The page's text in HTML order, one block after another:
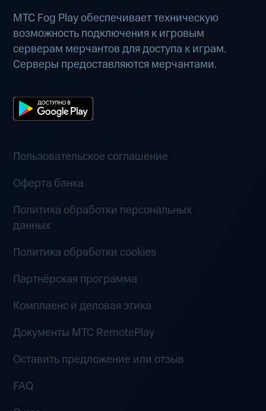
МТС Fog Play обеспечивает техническую
возможность подключения к игровым
серверам мерчантов для доступа к играм.
Серверы предоставляются мерчантами.
Пользовательское соглашение
Оферта банка
Политика обработки персональных
данных
Политика обработки cookies
Партнёрская программа
Комплаенс и деловая этика
Документы MTC RemotePlay
Оставить предложение или отзыв
FAQ